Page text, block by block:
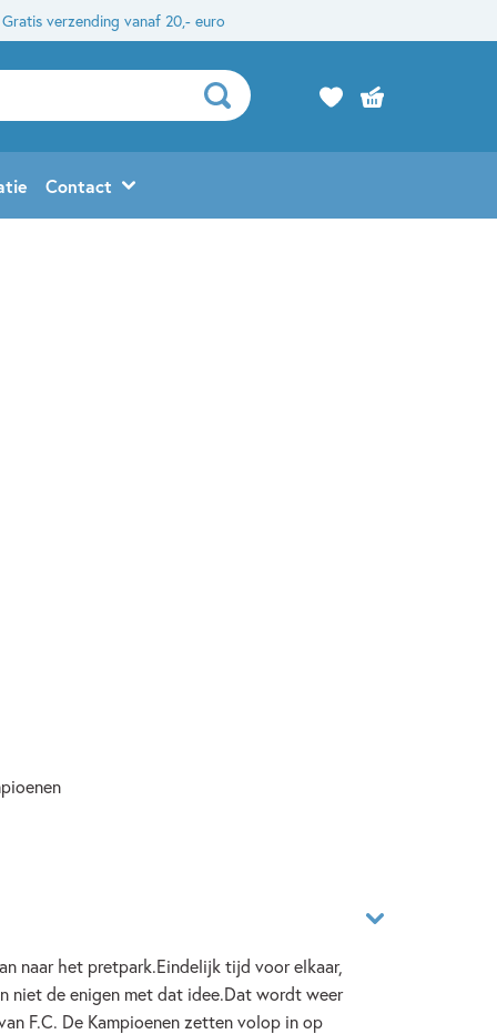
Gratis verzending vanaf 20,- euro
Contact
naar het pretpark.Eindelijk tijd voor elkaar,
niet de enigen met dat idee.Dat wordt weer
F.C. De Kampioenen zetten volop in op